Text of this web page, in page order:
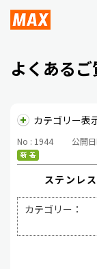
よくあるご
カテゴリー表
No : 1944 公開
ステンレ
カテゴリー：